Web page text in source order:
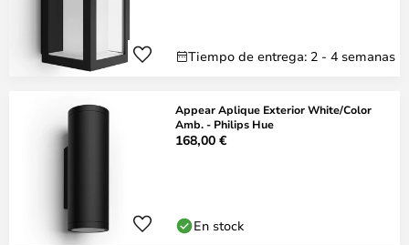
Tiempo de entrega: 2 - 4 semanas
Appear Aplique Exterior White/Color
Amb. - Philips Hue
168,00 €
En stock